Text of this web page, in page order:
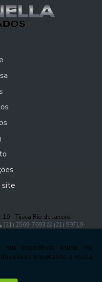
site
- Tijuca Rio de Janeiro
(21) 2569-7693
(21) 99719-